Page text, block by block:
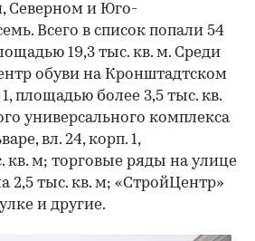
Северном и Юго-
Всего в список попали 54
19,3 тыс. кв. м. Среди
обуви на Кронштадтском
1, площадью более 3,5 тыс. кв.
универсального комплекса
вл. 24, корп. 1,
кв. м; торговые ряды на улице
2,5 тыс. кв. м; «СтройЦентр»
и другие.